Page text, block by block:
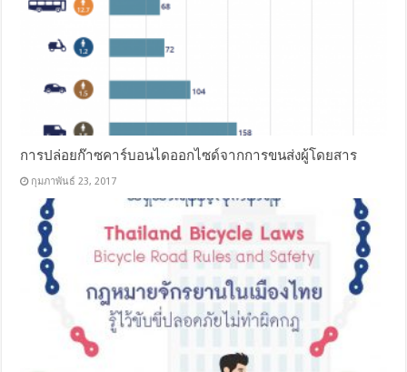
การปล่อยก๊าซคาร์บอนไดออกไซด์จากการขนส่งผู้โดยสาร
กุมภาพันธ์ 23, 2017